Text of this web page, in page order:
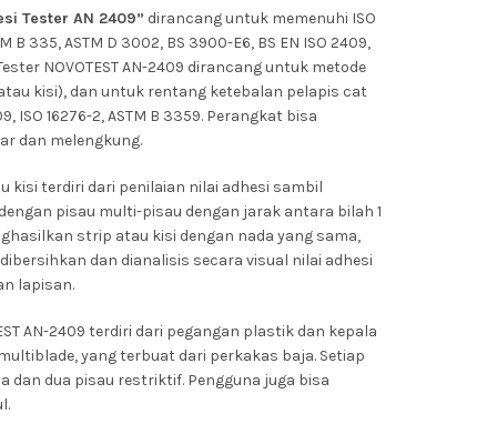
Tester AN 2409” dirancang untuk memenuhi ISO
B 335, ASTM D 3002, BS 3900-E6, BS EN ISO 2409,
NOVOTEST AN-2409 dirancang untuk metode
kisi), dan untuk rentang ketebalan pelapis cat
ISO 16276-2, ASTM B 3359. Perangkat bisa
dan melengkung.
kisi terdiri dari penilaian nilai adhesi sambil
pisau multi-pisau dengan jarak antara bilah 1
strip atau kisi dengan nada yang sama,
dan dianalisis secara visual nilai adhesi
lapisan.
AN-2409 terdiri dari pegangan plastik dan kepala
yang terbuat dari perkakas baja. Setiap
dan dua pisau restriktif. Pengguna juga bisa